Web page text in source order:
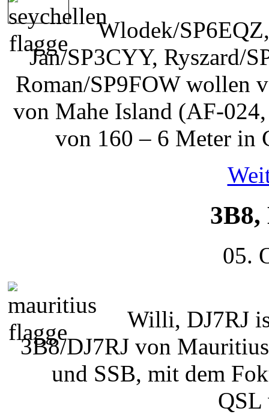
Wlodek/
Jan/SP3CYY, Ryszard/
Roman/SP9FOW wollen
von Mahe Island (AF-
von 160 – 6 Meter in
05.
Willi, DJ7RJ
3B8/DJ7RJ von
und SSB, mit dem
QSL